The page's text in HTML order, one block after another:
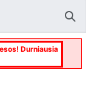
Durniausia